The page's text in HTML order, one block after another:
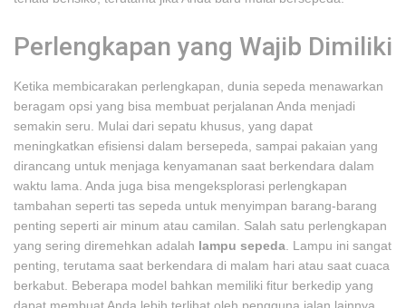
Perlengkapan yang Wajib Dimiliki
Ketika membicarakan perlengkapan, dunia sepeda menawarkan
beragam opsi yang bisa membuat perjalanan Anda menjadi
semakin seru. Mulai dari sepatu khusus, yang dapat
meningkatkan efisiensi dalam bersepeda, sampai pakaian yang
dirancang untuk menjaga kenyamanan saat berkendara dalam
waktu lama. Anda juga bisa mengeksplorasi perlengkapan
tambahan seperti tas sepeda untuk menyimpan barang-barang
penting seperti air minum atau camilan. Salah satu perlengkapan
yang sering diremehkan adalah lampu sepeda . Lampu ini sangat
penting, terutama saat berkendara di malam hari atau saat cuaca
berkabut. Beberapa model bahkan memiliki fitur berkedip yang